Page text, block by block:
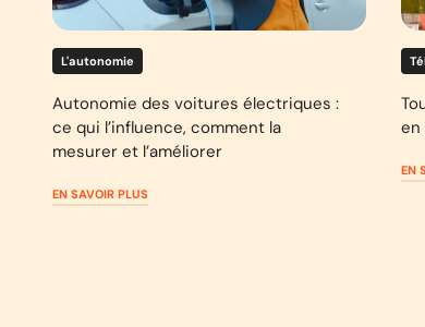
L'autonomie
Autonomie des voitures électriques :
ce qui l’influence, comment la
mesurer et l’améliorer
EN SAVOIR PLUS
en
EN